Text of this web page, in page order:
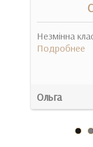
Незмінна
Подробнее
Ольга